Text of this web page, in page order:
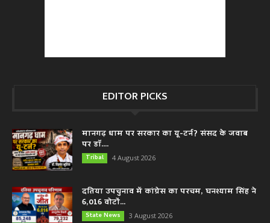
EDITOR PICKS
मानगढ़ धाम पर सरकार का यू-टर्न? संसद के जवाब
पर डॉ....
Tribal 4 August 2026
दतिया उपचुनाव में कांग्रेस का परचम, घनश्याम सिंह ने
6,016 वोटों...
State News 3 August 2026